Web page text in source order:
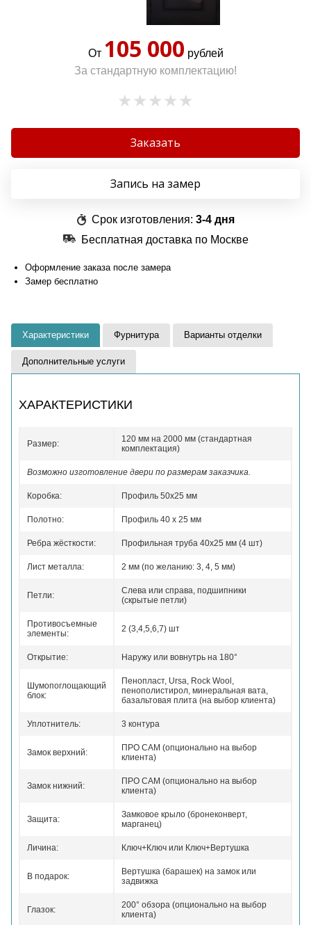
От 105 000 рублей
За стандартную комплектацию!
Заказать
Запись на замер
Срок изготовления: 3-4 дня
Бесплатная доставка по Москве
Оформление заказа после замера
Замер бесплатно
Характеристики Фурнитура Варианты отделки
Дополнительные услуги
ХАРАКТЕРИСТИКИ
Размер:
120 мм на 2000 мм (стандартная
комплектация)
Возможно изготовление двери по размерам заказчика.
Коробка: Профиль 50x25 мм
Полотно: Профиль 40 x 25 мм
Ребра жёсткости: Профильная труба 40х25 мм (4 шт)
Лист металла: 2 мм (по желанию: 3, 4, 5 мм)
Петли:
Слева или справа, подшипники
(скрытые петли)
Противосъемные
элементы:
2 (3,4,5,6,7) шт
Открытие: Наружу или вовнутрь на 180°
Шумопоглощающий
блок:
Пенопласт, Ursa, Rock Wool,
пенополистирол, минеральная вата,
базальтовая плита (на выбор клиента)
Уплотнитель: 3 контура
Замок верхний:
ПРО САМ (опционально на выбор
клиента)
Замок нижний:
ПРО САМ (опционально на выбор
клиента)
Защита:
Замковое крыло (бронеконверт,
марганец)
Личина: Ключ+Ключ или Ключ+Вертушка
В подарок:
Вертушка (барашек) на замок или
задвижка
Глазок:
200° обзора (опционально на выбор
клиента)